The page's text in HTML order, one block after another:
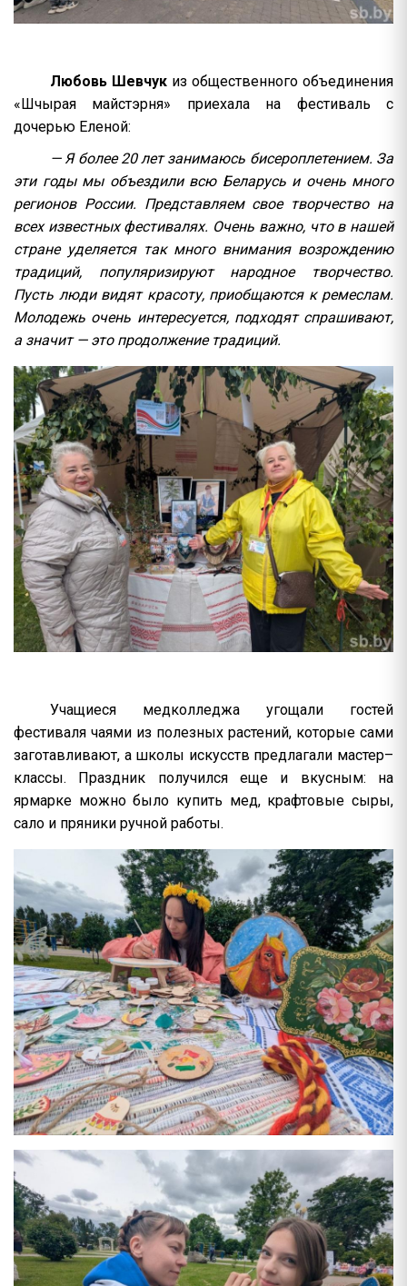
Любовь Шевчук из общественного объединения
«Шчырая майстэрня» приехала на фестиваль с
дочерью Еленой:
— Я более 20 лет занимаюсь бисероплетением. За
эти годы мы объездили всю Беларусь и очень много
регионов России. Представляем свое творчество на
всех известных фестивалях. Очень важно, что в нашей
стране уделяется так много внимания возрождению
традиций, популяризируют народное творчество.
Пусть люди видят красоту, приобщаются к ремеслам.
Молодежь очень интересуется, подходят спрашивают,
а значит — это продолжение традиций.
Учащиеся медколледжа угощали гостей
фестиваля чаями из полезных растений, которые сами
заготавливают, а школы искусств предлагали мастер–
классы. Праздник получился еще и вкусным: на
ярмарке можно было купить мед, крафтовые сыры,
сало и пряники ручной работы.